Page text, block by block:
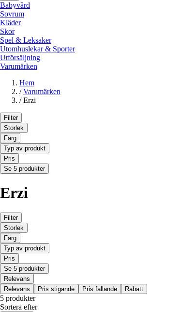
Babyvård
Sovrum
Kläder
Skor
Spel & Leksaker
Utomhuslekar & Sporter
Utförsäljning
Varumärken
Hem
/ Varumärken
/ Erzi
Filter
Storlek
Färg
Typ av produkt
Pris
Se 5 produkter
Erzi
Filter
Storlek
Färg
Typ av produkt
Pris
Se 5 produkter
Relevans
Relevans
Pris stigande Pris fallande Rabatt
5 produkter
Sortera efter